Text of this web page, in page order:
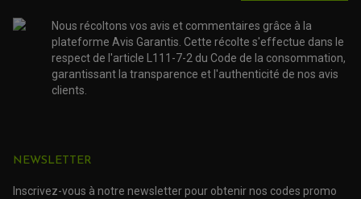
PROTECTION SILENCIEUX
PROTECTION LEVIER
TAMPONS ALLOY ULTIMA
ROULEMENT MOTO
AMORTISSEUR DE COUPLE
KIT CHAÎNE MOTO
ACCESSOIRE SCOOTER MBK
ACCESSOIRE SCOOTER PEUGEOT
ACCESSOIRE SCOOTER PIAGGIO
ACCESSOIRE SCOOTER SUZUKI
ACCESSOIRE SCOOTER VESPA
Nous récoltons vos avis et commentaires grâce à la
plateforme Avis Garantis. Cette récolte s'effectue dans le
respect de l'article L111-7-2 du Code de la consommation,
garantissant la transparence et l'authenticité de nos avis
clients.
NEWSLETTER
Inscrivez-vous à notre newsletter pour obtenir nos codes promo